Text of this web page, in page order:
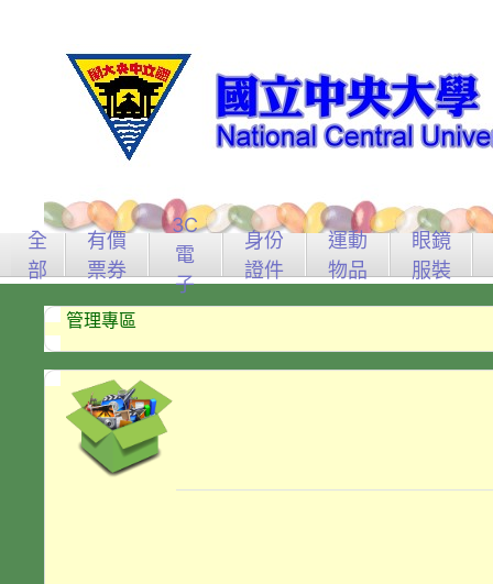
全
部
有價
票券
3C
電
子
身份
證件
運動
物品
眼鏡
服裝
管理專區